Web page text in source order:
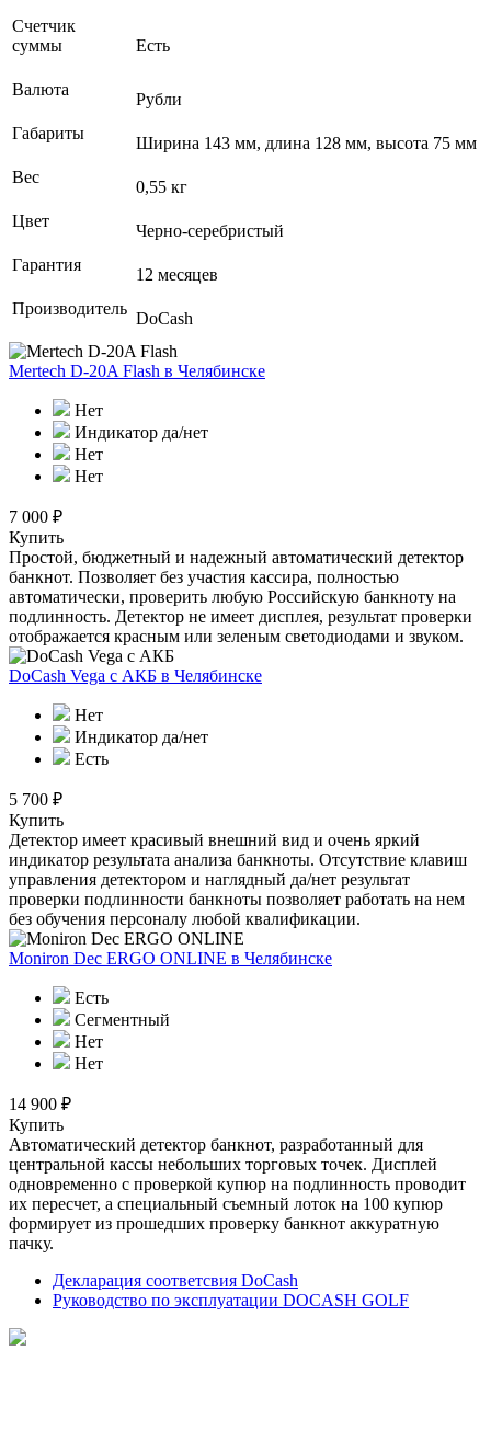
Счетчик
суммы
Есть
Валюта
Рубли
Габариты
Ширина 143 мм, длина 128 мм, высота 75 мм
Вес
0,55 кг
Цвет
Черно-серебристый
Гарантия
12 месяцев
Производитель
DoCash
Mertech D-20A Flash в Челябинске
Нет
Индикатор да/нет
Нет
Нет
7 000 ₽
Купить
Простой, бюджетный и надежный автоматический детектор
банкнот. Позволяет без участия кассира, полностью
автоматически, проверить любую Российскую банкноту на
подлинность. Детектор не имеет дисплея, результат проверки
отображается красным или зеленым светодиодами и звуком.
DoCash Vega с АКБ в Челябинске
Нет
Индикатор да/нет
Есть
5 700 ₽
Купить
Детектор имеет красивый внешний вид и очень яркий
индикатор результата анализа банкноты. Отсутствие клавиш
управления детектором и наглядный да/нет результат
проверки подлинности банкноты позволяет работать на нем
без обучения персоналу любой квалификации.
Moniron Dec ERGO ONLINE в Челябинске
Есть
Сегментный
Нет
Нет
14 900 ₽
Купить
Автоматический детектор банкнот, разработанный для
центральной кассы небольших торговых точек. Дисплей
одновременно с проверкой купюр на подлинность проводит
их пересчет, а специальный съемный лоток на 100 купюр
формирует из прошедших проверку банкнот аккуратную
пачку.
Декларация соответсвия DoCash
Руководство по эксплуатации DOCASH GOLF